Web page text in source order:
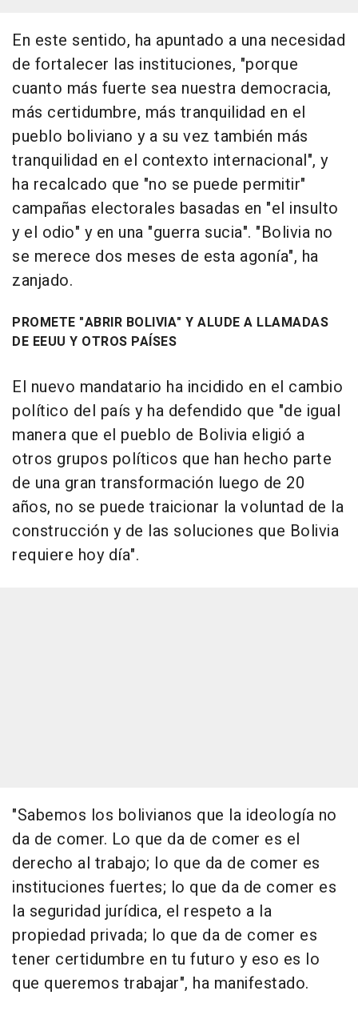
En este sentido, ha apuntado a una necesidad
de fortalecer las instituciones, "porque
cuanto más fuerte sea nuestra democracia,
más certidumbre, más tranquilidad en el
pueblo boliviano y a su vez también más
tranquilidad en el contexto internacional", y
ha recalcado que "no se puede permitir"
campañas electorales basadas en "el insulto
y el odio" y en una "guerra sucia". "Bolivia no
se merece dos meses de esta agonía", ha
zanjado.
PROMETE "ABRIR BOLIVIA" Y ALUDE A LLAMADAS
DE EEUU Y OTROS PAÍSES
El nuevo mandatario ha incidido en el cambio
político del país y ha defendido que "de igual
manera que el pueblo de Bolivia eligió a
otros grupos políticos que han hecho parte
de una gran transformación luego de 20
años, no se puede traicionar la voluntad de la
construcción y de las soluciones que Bolivia
requiere hoy día".
"Sabemos los bolivianos que la ideología no
da de comer. Lo que da de comer es el
derecho al trabajo; lo que da de comer es
instituciones fuertes; lo que da de comer es
la seguridad jurídica, el respeto a la
propiedad privada; lo que da de comer es
tener certidumbre en tu futuro y eso es lo
que queremos trabajar", ha manifestado.